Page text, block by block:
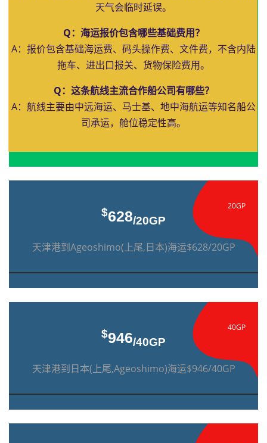
天气会临时延误。
Q：海运报价包含哪些基础费用？
A：报价包含基础海运费、码头操作费、文件费，不含内陆
拖车、进出口报关、货物保险费用。
Q：这条航线主流合作船公司有哪些？
A：航线主要由中远海运、马士基、地中海航运等知名船公
司承运，舱位稳定性高。
20GP
$628/20GP
天津港到Ageoshimo(上尾,日本)海运$628/20GP
40GP
$946/40GP
天津港到日本(上尾,Ageoshimo)海运$946/40GP